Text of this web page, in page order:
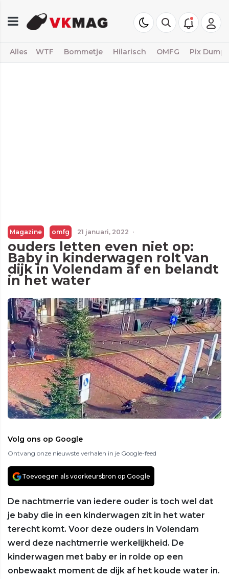
Alles WTF Bommetje Hilarisch OMFG Pix Dump
Magazine omfg 21 januari, 2022 ·
ouders letten even niet op:
Baby in kinderwagen rolt van
dijk in Volendam af en belandt
in het water
Volg ons op Google
Ontvang onze nieuwste verhalen in je Google-feed
Toevoegen als voorkeursbron op Google
De nachtmerrie van iedere ouder is toch wel dat
je baby die in een kinderwagen zit in het water
terecht komt. Voor deze ouders in Volendam
werd deze nachtmerrie werkelijkheid. De
kinderwagen met baby er in rolde op een
onbewaakt moment de dijk af het koude water in.